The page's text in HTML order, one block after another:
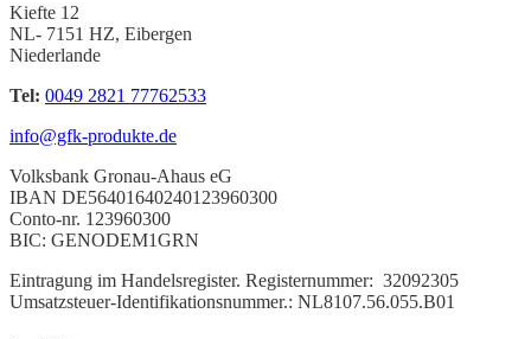
Kiefte 12
NL- 7151 HZ, Eibergen
Niederlande
Tel: 0049 2821 77762533
info@gfk-produkte.de
Volksbank Gronau-Ahaus eG
IBAN DE56401640240123960300
Conto-nr. 123960300
BIC: GENODEM1GRN
Eintragung im Handelsregister. Registernummer: 32092305
Umsatzsteuer-Identifikationsnummer.: NL8107.56.055.B01